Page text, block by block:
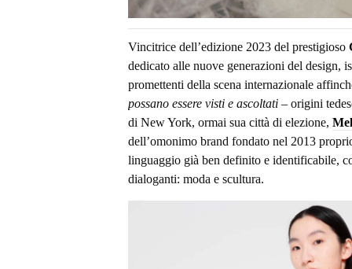
Vincitrice dell’edizione 2023 del prestigioso
dedicato alle nuove generazioni del design,
promettenti della scena internazionale
possano essere visti e ascoltati– origini
di New York, ormai sua città di elezione,
dell’omonimo brand fondato nel 2013
linguaggio già ben definito e identificabile,
dialoganti: moda e scultura.